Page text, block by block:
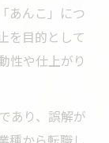
あんこ」につ
を目的として
性や仕上がり
あり、誤解が